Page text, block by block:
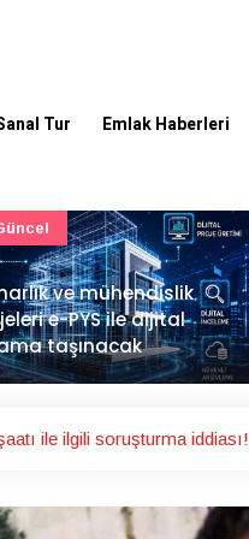
Tur Emlak Haberleri
Suite Türkiye'de
Ev Sistemleri
ile ilgili soruşturma iddiası!